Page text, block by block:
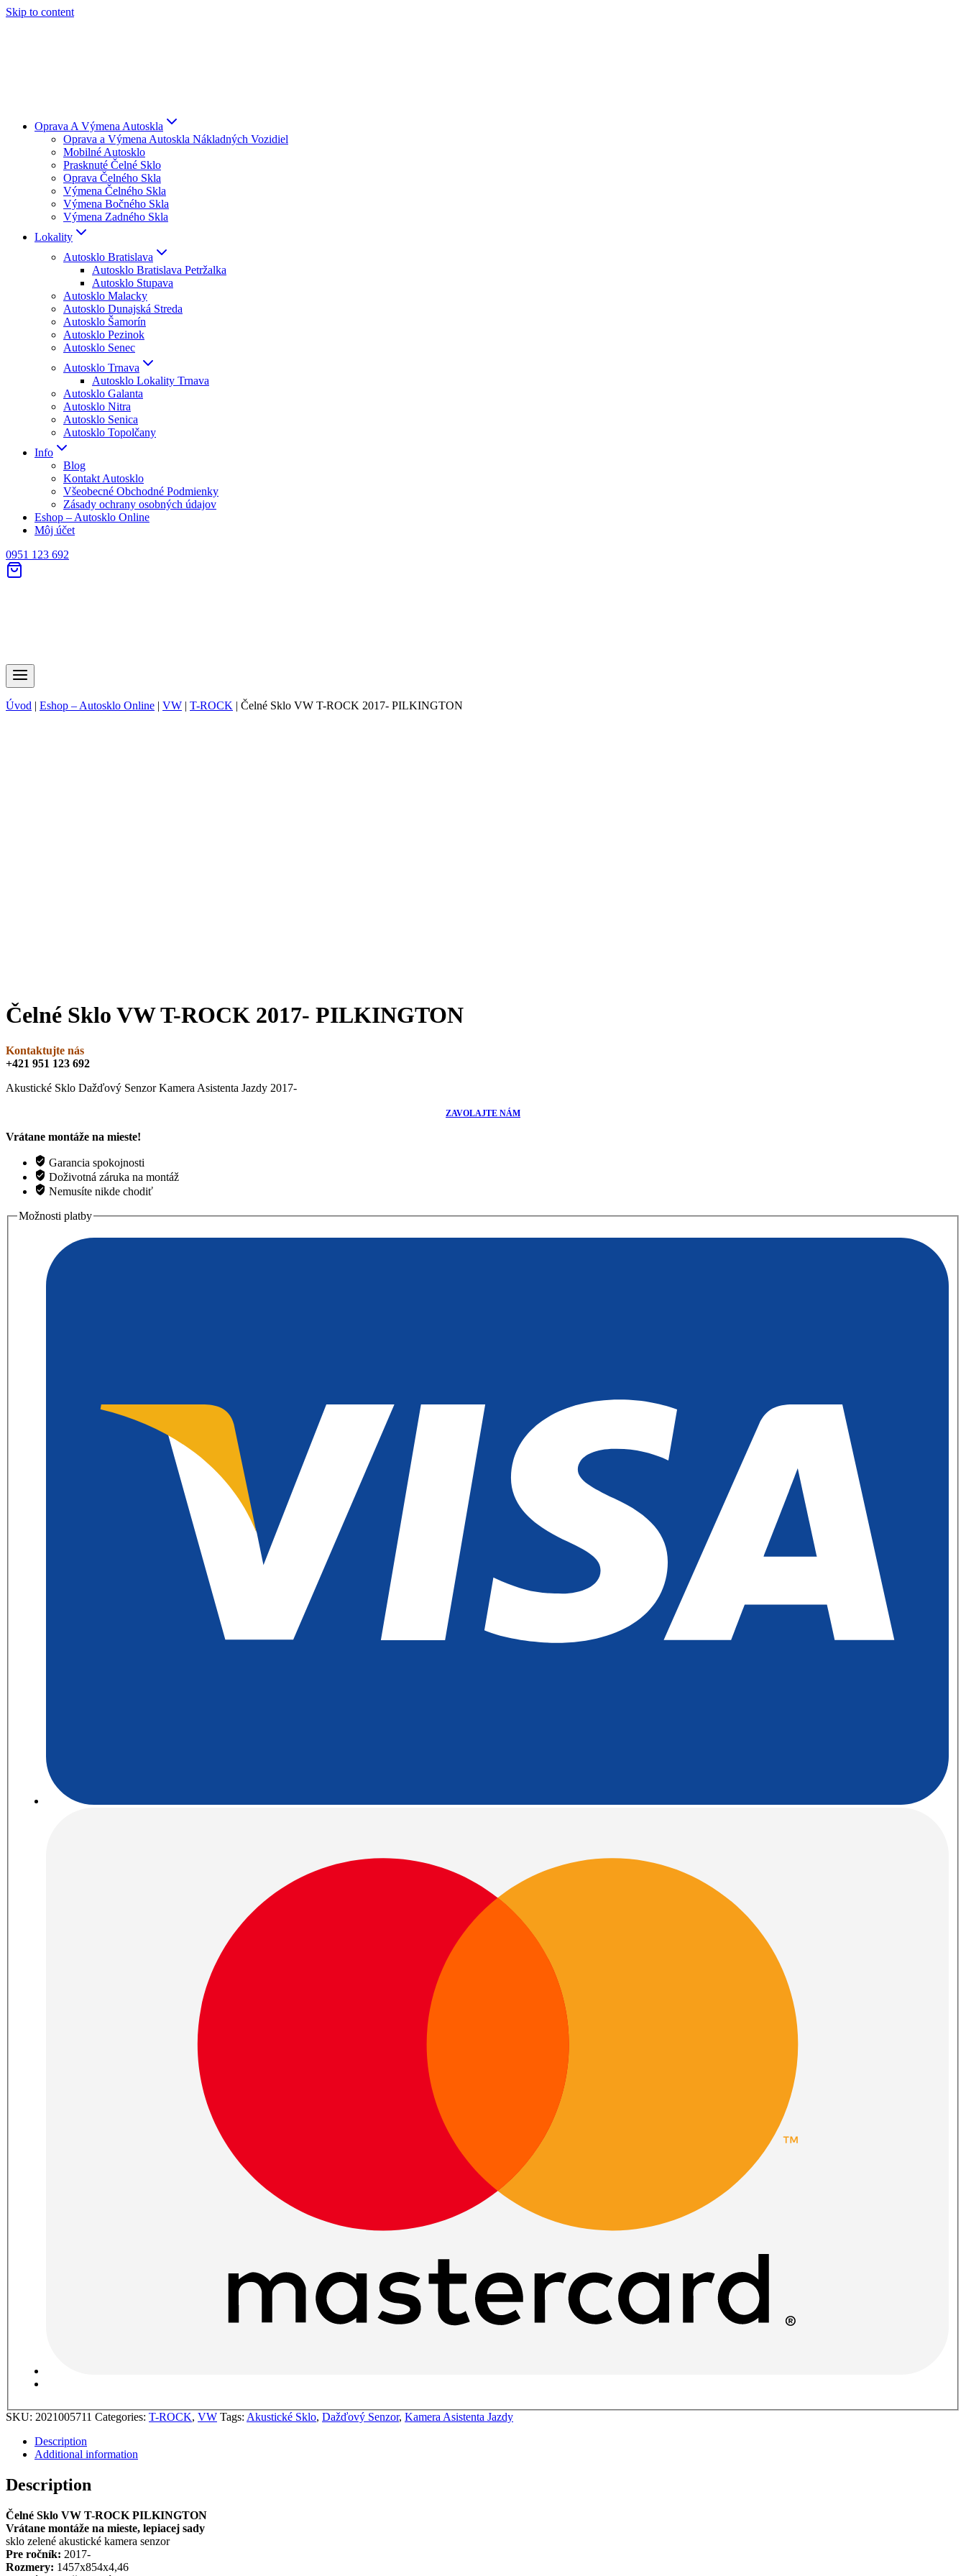
Skip to content
Oprava A Výmena Autoskla
Oprava a Výmena Autoskla Nákladných Vozidiel
Mobilné Autosklo
Prasknuté Čelné Sklo
Oprava Čelného Skla
Výmena Čelného Skla
Výmena Bočného Skla
Výmena Zadného Skla
Lokality
Autosklo Bratislava
Autosklo Bratislava Petržalka
Autosklo Stupava
Autosklo Malacky
Autosklo Dunajská Streda
Autosklo Šamorín
Autosklo Pezinok
Autosklo Senec
Autosklo Trnava
Autosklo Lokality Trnava
Autosklo Galanta
Autosklo Nitra
Autosklo Senica
Autosklo Topolčany
Info
Blog
Kontakt Autosklo
Všeobecné Obchodné Podmienky
Zásady ochrany osobných údajov
Eshop – Autosklo Online
Môj účet
0951 123 692
Úvod | Eshop – Autosklo Online | VW | T-ROCK | Čelné Sklo VW T-ROCK 2017- PILKINGTON
Čelné Sklo VW T-ROCK 2017- PILKINGTON
Kontaktujte nás
+421 951 123 692
Akustické Sklo Dažďový Senzor Kamera Asistenta Jazdy 2017-
ZAVOLAJTE NÁM
Vrátane montáže na mieste!
Garancia spokojnosti
Doživotná záruka na montáž
Nemusíte nikde chodiť
Možnosti platby
SKU: 2021005711 Categories: T-ROCK, VW Tags: Akustické Sklo, Dažďový Senzor, Kamera Asistenta Jazdy
Description
Additional information
Description
Čelné Sklo VW T-ROCK PILKINGTON
Vrátane montáže na mieste, lepiacej sady
sklo zelené akustické kamera senzor
Pre ročník: 2017-
Rozmery: 1457x854x4,46